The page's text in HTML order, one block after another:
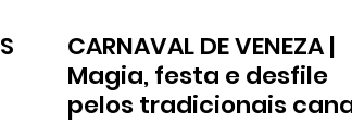
CARNAVAL DE VENEZA |
Magia, festa e desfile
pelos tradicionais